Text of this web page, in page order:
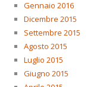
Gennaio 2016
Dicembre 2015
Settembre 2015
Agosto 2015
Luglio 2015
Giugno 2015